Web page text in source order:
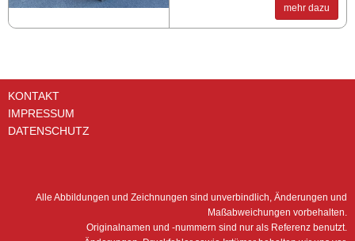
mehr dazu
KONTAKT
IMPRESSUM
DATENSCHUTZ
Alle Abbildungen und Zeichnungen sind unverbindlich, Änderungen und
Maßabweichungen vorbehalten.
Originalnamen und -nummern sind nur als Referenz benutzt.